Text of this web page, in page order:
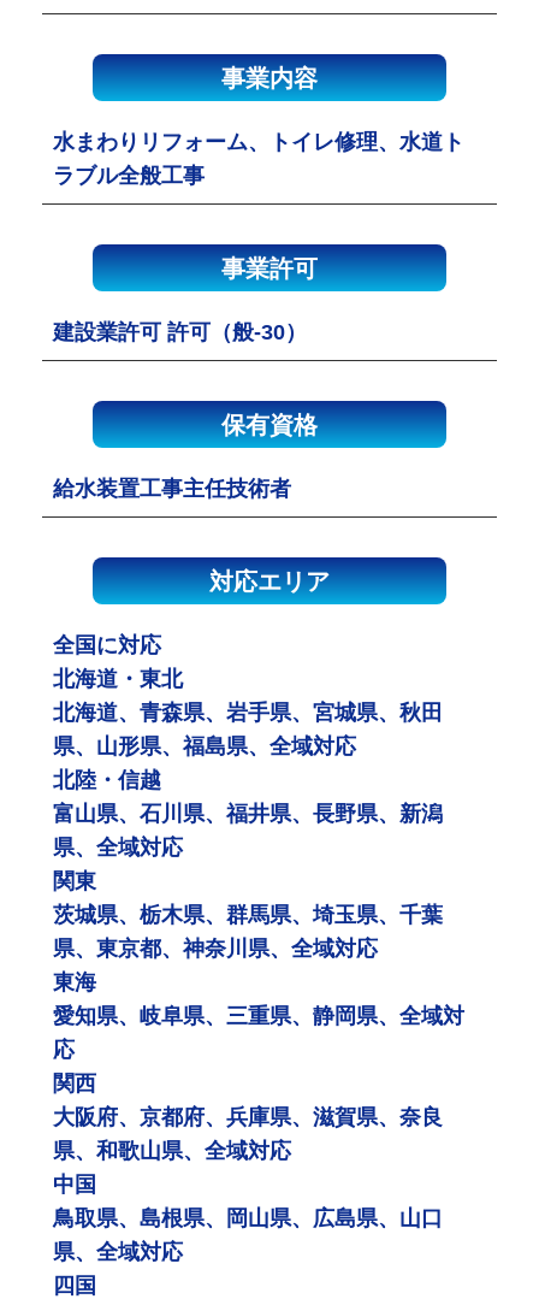
事業内容
水まわりリフォーム、トイレ修理、水道ト
ラブル全般工事
事業許可
建設業許可 許可（般-30）
保有資格
給水装置工事主任技術者
対応エリア
全国に対応
北海道・東北
北海道、青森県、岩手県、宮城県、秋田
県、山形県、福島県、全域対応
北陸・信越
富山県、石川県、福井県、長野県、新潟
県、全域対応
関東
茨城県、栃木県、群馬県、埼玉県、千葉
県、東京都、神奈川県、全域対応
東海
愛知県、岐阜県、三重県、静岡県、全域対
応
関西
大阪府、京都府、兵庫県、滋賀県、奈良
県、和歌山県、全域対応
中国
鳥取県、島根県、岡山県、広島県、山口
県、全域対応
四国